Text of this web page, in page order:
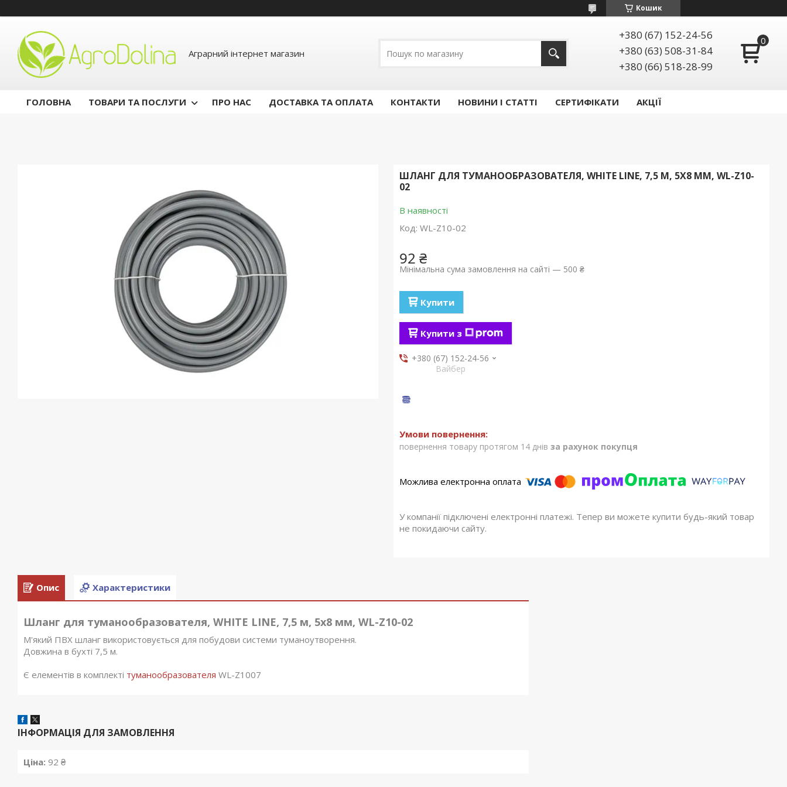
Кошик
Аграрний інтернет магазин
+380 (67) 152-24-56
+380 (63) 508-31-84
+380 (66) 518-28-99
ГОЛОВНА ТОВАРИ ТА ПОСЛУГИ ПРО НАС ДОСТАВКА ТА ОПЛАТА КОНТАКТИ НОВИНИ І СТАТТІ СЕРТИФІКАТИ АКЦІЇ
ШЛАНГ ДЛЯ ТУМАНООБРАЗОВАТЕЛЯ, WHITE LINE, 7,5 М, 5X8 ММ, WL-Z10-
02
В наявності
Код: WL-Z10-02
92 ₴
Мінімальна сума замовлення на сайті — 500 ₴
Купити
Купити з
+380 (67) 152-24-56
Вайбер
повернення товару протягом 14 днів за рахунок покупця
У компанії підключені електронні платежі. Тепер ви можете купити будь-який товар
не покидаючи сайту.
Опис Характеристики
Шланг для туманообразователя, WHITE LINE, 7,5 м, 5x8 мм, WL-Z10-02
М'який ПВХ шланг використовується для побудови системи туманоутворення.
Довжина в бухті 7,5 м.
Є елементів в комплекті туманообразователя WL-Z1007
ІНФОРМАЦІЯ ДЛЯ ЗАМОВЛЕННЯ
Ціна: 92 ₴